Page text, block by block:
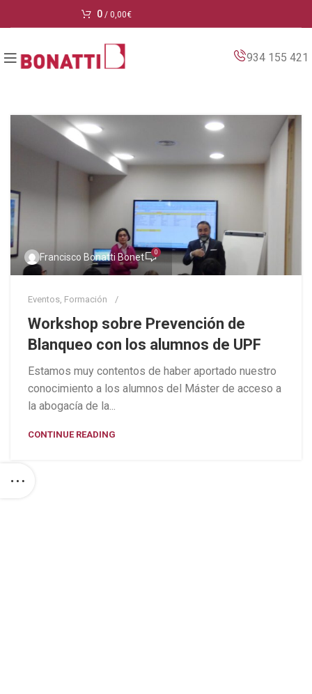
0 / 0,00€
934 155 421
Francisco Bonatti Bonet 0
Eventos, Formación
Workshop sobre Prevención de
Blanqueo con los alumnos de UPF
Estamos muy contentos de haber aportado nuestro
conocimiento a los alumnos del Máster de acceso a
la abogacía de la...
CONTINUE READING